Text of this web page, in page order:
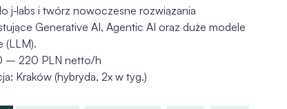
j‑labs i twórz nowoczesne rozwiązania
Generative AI, Agentic AI oraz duże modele
(LLM).
– 220 PLN netto/h
Kraków (hybryda, 2x w tyg.)